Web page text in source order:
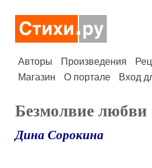
Авторы Произведения
Магазин
О портале Вход
Безмолвие любви
Дина Сорокина